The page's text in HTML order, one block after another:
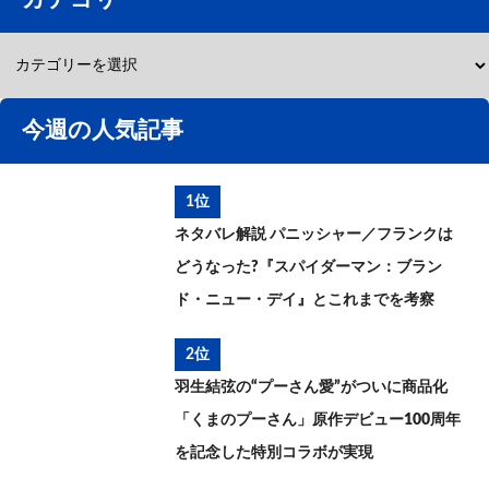
今週の人気記事
1位
ネタバレ解説 パニッシャー／フランクは
どうなった?『スパイダーマン：ブラン
ド・ニュー・デイ』とこれまでを考察
2位
羽生結弦の“プーさん愛”がついに商品化
「くまのプーさん」原作デビュー100周年
を記念した特別コラボが実現